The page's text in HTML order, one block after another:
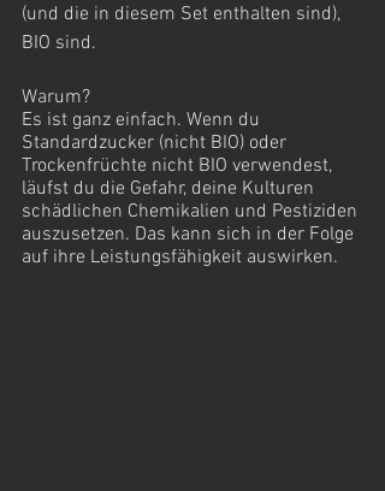
(und die in diesem Set enthalten sind),
BIO sind.
Warum?
Es ist ganz einfach. Wenn du
Standardzucker (nicht BIO) oder
Trockenfrüchte nicht BIO verwendest,
läufst du die Gefahr, deine Kulturen
schädlichen Chemikalien und Pestiziden
auszusetzen. Das kann sich in der Folge
auf ihre Leistungsfähigkeit auswirken.